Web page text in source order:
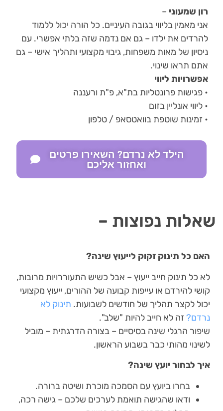
רון שמעוני –
אני מאמין בליווי בגובה העיניים. כל הורה יכול ללמוד
להרדים את ילדו – גם אם נדמה שזה בלתי אפשרי. עם
ניסיון של מאות משפחות, גיבוי מקצועי ותהליך אישי – גם
אתם תראו שינוי.
אפשרויות ליווי
• פגישות פרונטליות בת"א, פ"ת ורעננה
• ליווי אונליין בזום
• זמינות שוטפת בוואטסאפ / טלפון
הילד לא נרדם? השאירו פרטים
ואחזור אליכם
שאלות נפוצות –
האם כל תינוק זקוק לייעוץ שינה?
לא כל תינוק חייב ייעוץ – אבל כשיש התעוררויות מרובות,
קושי להירדם או עייפות קבועה של ההורים, ייעוץ מקצועי
יכול לקצר תהליך של חודשים לשבועות. תינוק לא
נרדם? זה לא חייב להיות "שלב".
שיפור הרגלי שינה בסיסיים – בצורה הדרגתית – מוביל
לשינוי מהותי כבר בשבוע הראשון.
איך לבחור יועץ שינה?
בחרו ביועץ עם הסמכה מוכרת ושיטה ברורה.
ודאו שהגישה תואמת לערכים שלכם – גישה רכה,